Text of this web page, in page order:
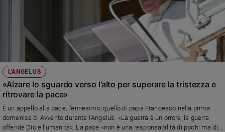
L'ANGELUS
«Alzare lo sguardo verso l’alto per superare la tristezza e
ritrovare la pace»
È un appello alla pace, l’ennesimo, quello di papa Francesco nella prima
domenica di Avvento durante l’Angelus. «La guerra è un orrore, la guerra
offende Dio e l’umanità». La pace «non è una responsabilità di pochi ma di